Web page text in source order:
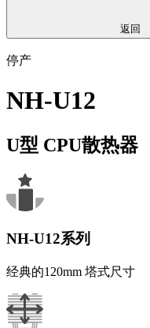
返回
停产
NH-U12
U型 CPU散热器
NH-U12系列
经典的120mm 塔式尺寸